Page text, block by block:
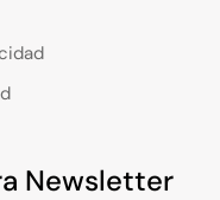
Newsletter